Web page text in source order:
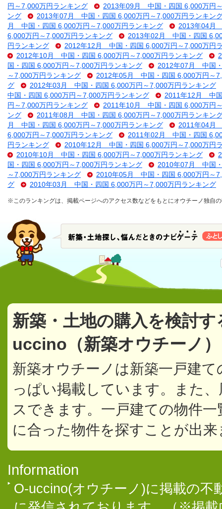
円～7,000万円ランキング
2013年09月 中国・四国 6,000万円
ング
2013年07月 中国・四国 6,000万円～7,000万円ランキン
月 中国・四国 6,000万円～7,000万円ランキング
2013年04月
6,000万円～7,000万円ランキング
2013年02月 中国・四国
円ランキング
2012年12月 中国・四国 6,000万円～7,000万円
2012年10月 中国・四国 6,000万円～7,000万円ランキング
国・四国 6,000万円～7,000万円ランキング
2012年07月 中国
～7,000万円ランキング
2012年05月 中国・四国 6,000万円～
グ
2012年03月 中国・四国 6,000万円～7,000万円ランキング
中国・四国 6,000万円～7,000万円ランキング
2011年12月 中国
円～7,000万円ランキング
2011年10月 中国・四国 6,000万円
ング
2011年08月 中国・四国 6,000万円～7,000万円ランキン
月 中国・四国 6,000万円～7,000万円ランキング
2011年04月
6,000万円～7,000万円ランキング
2011年02月 中国・四国
円ランキング
2010年12月 中国・四国 6,000万円～7,000万円
2010年10月 中国・四国 6,000万円～7,000万円ランキング
国・四国 6,000万円～7,000万円ランキング
2010年07月 中国
～7,000万円ランキング
2010年05月 中国・四国 6,000万円～
グ
2010年03月 中国・四国 6,000万円～7,000万円ランキング
※このランキングは、掲載ページへのアクセス数などをもとにオウチーノ独自
新築・土地の購入を検討
uccino（新築オウチーノ
新築オウチーノは新築一戸建
っぱい掲載しています。また
スできます。一戸建ての物件
に合った物件を探すことが出来
Information
O-uccino(オウチーノ)に掲載の不